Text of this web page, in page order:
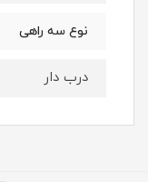
نوع سه راهی
درب دار